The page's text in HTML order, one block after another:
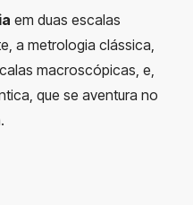
em duas escalas
a metrologia clássica,
macroscópicas, e,
que se aventura no